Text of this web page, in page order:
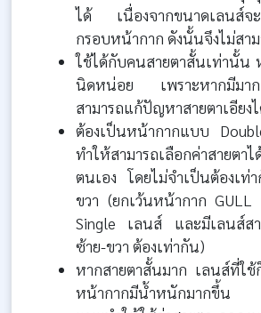
ได้ เนื่องจากขนาดเลนส์จ
กรอบหน้ากาก ดังนั้นจึงไม่สา
ใช้ได้กับคนสายตาสั้นเท่านั้น
นิดหน่อย เพราะหากมีม
สามารถแก้ปัญหาสายตาเอียง
ต้องเป็นหน้ากากแบบ
ทำให้สามารถเลือกค่าสายตาไ
ตนเอง โดยไม่จำเป็นต้องเท่
ขวา (ยกเว้นหน้ากาก
Single เลนส์ และมีเลนส์ส
ซ้าย-ขวา ต้องเท่ากัน)
หากสายตาสั้นมาก เลนส์ที่ใ
หน้ากากมีน้ำหนักมากขึ้น